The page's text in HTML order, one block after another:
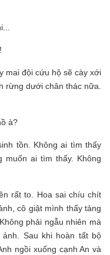
mai đội cứu hộ sẽ cày xới
rừng dưới chân thác nữa.
à?
tồn. Không ai tìm thấy
muốn ai tìm thấy. Không
rất to. Hoa sai chíu chít
cô giật mình thấy tảng
phải ngẫu nhiên mà
Sau khi hoàn tất bộ
ngồi xuống cạnh An và